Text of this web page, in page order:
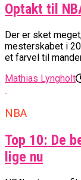
Optakt til
Der er sket
mesterskabet i
et farvel til
Mathias Lyngholt
NBA
Top 10: De
lige nu